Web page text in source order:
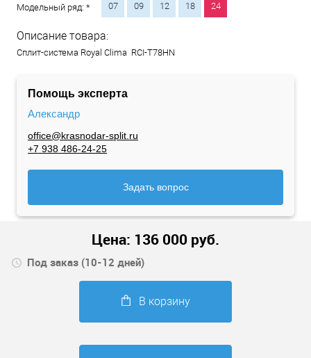
Модельный ряд: * 07 09 12 18 24
Описание товара:
Сплит-система Royal Clima RCI-T78HN
Помощь эксперта
Александр
office@krasnodar-split.ru
+7 938 486-24-25
Задать вопрос
Цена: 136 000 руб.
Под заказ (10-12 дней)
В корзину